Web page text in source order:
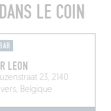
LE COIN
LEON
23, 2140
Belgique